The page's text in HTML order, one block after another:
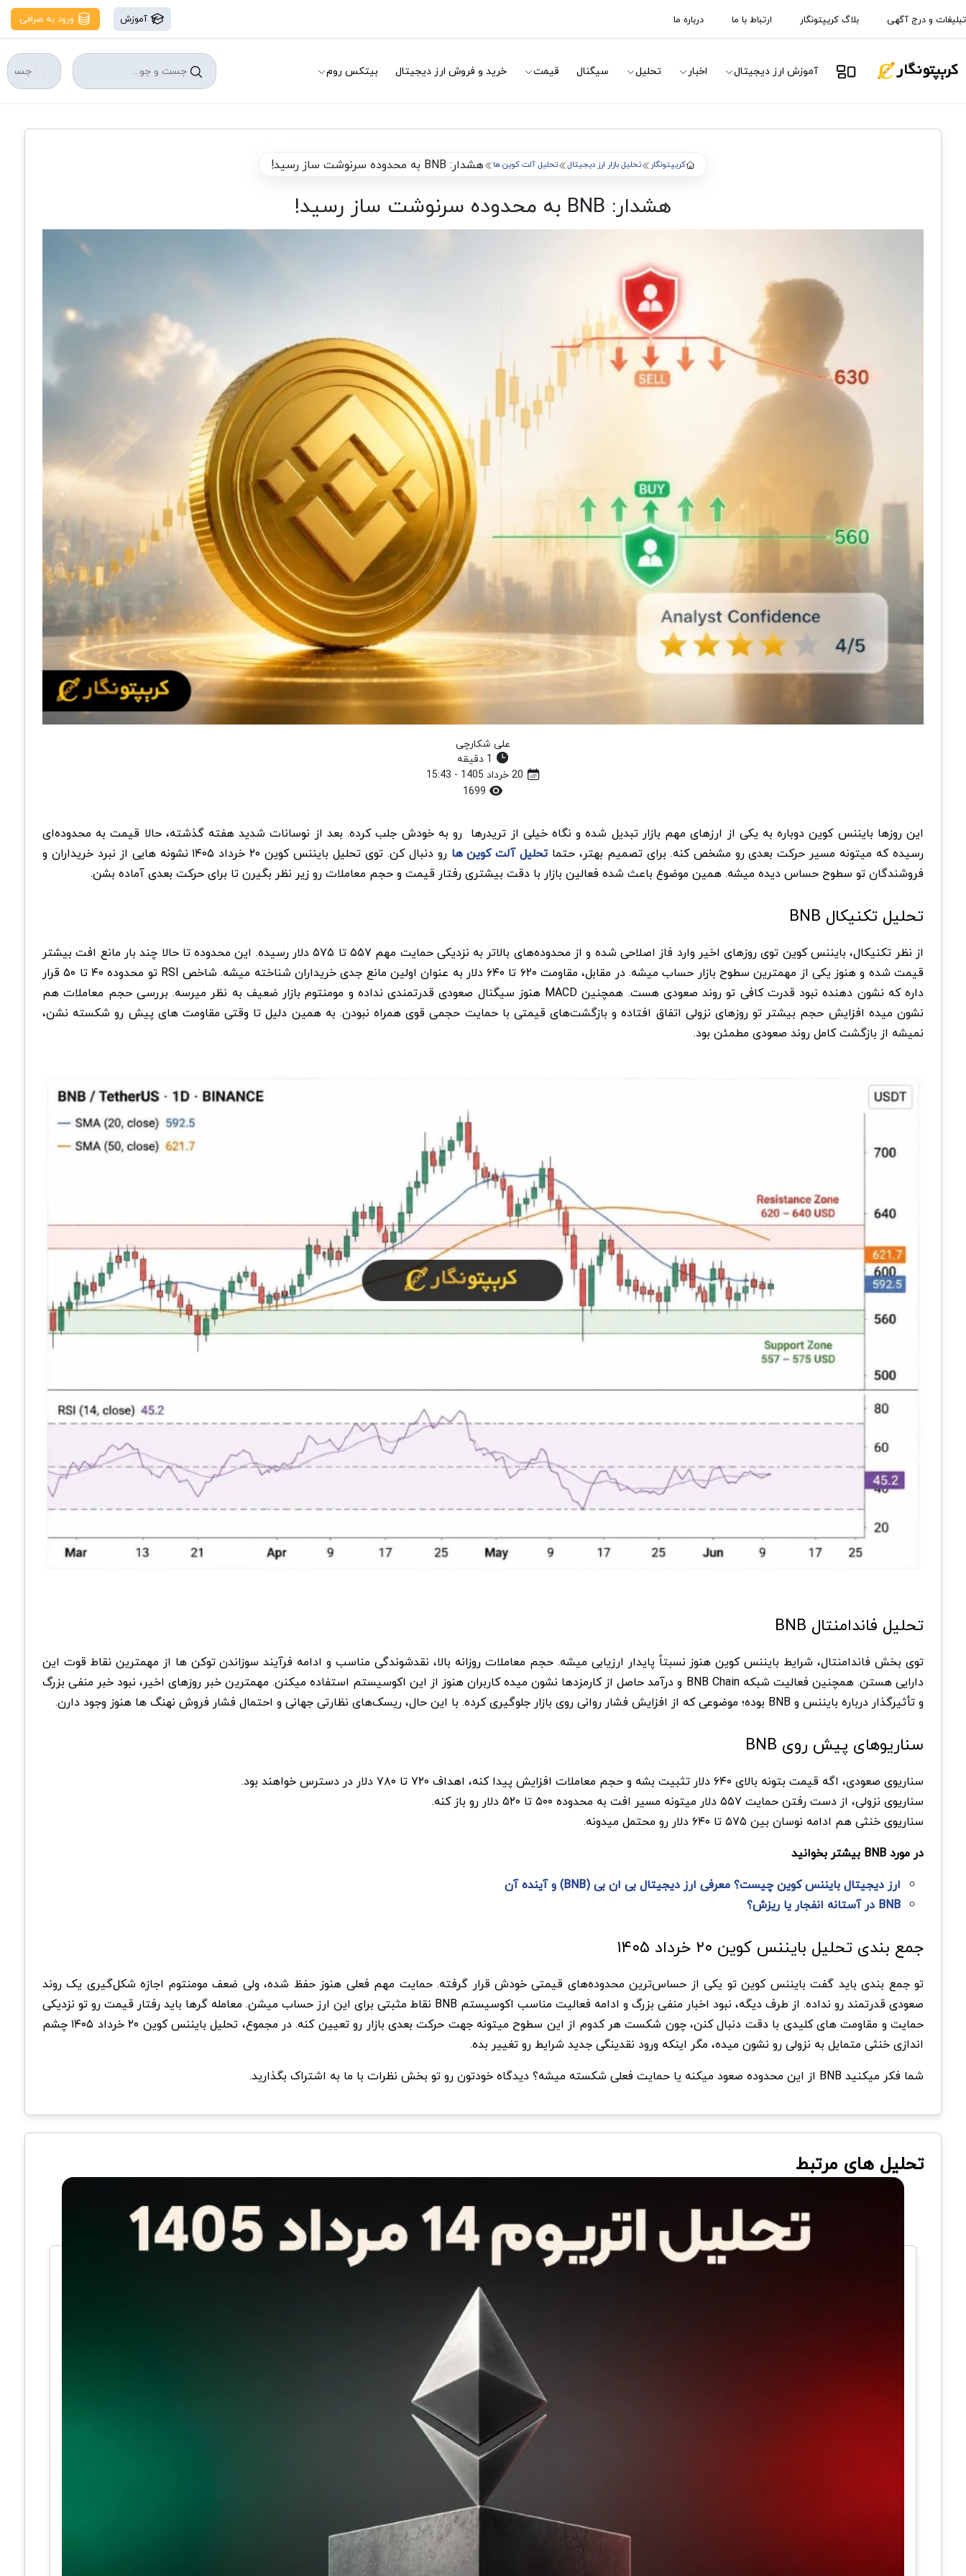
تبلیغات و درج آگهی بلاگ کریپتونگار ارتباط با ما درباره ما آموزش ورود به صرافی
آموزش ارز دیجیتال اخبار تحلیل سیگنال قیمت خرید و فروش ارز دیجیتال بیتکس روم
کریپتونگار تحلیل بازار ارز دیجیتال تحلیل آلت کوین ها هشدار: BNB به محدوده سرنوشت ساز رسید!
هشدار: BNB به محدوده سرنوشت ساز رسید!
علی شکارچی
این روزها بایننس کوین دوباره به یکی از ارزهای مهم بازار تبدیل شده و نگاه خیلی از تریدرها رو به خودش جلب کرده. بعد از نوسانات شدید هفته گذشته، حالا قیمت به محدوده‌ای
رسیده که میتونه مسیر حرکت بعدی رو مشخص کنه. برای تصمیم بهتر، حتما تحلیل آلت کوین ها
رو دنبال کن. توی تحلیل بایننس کوین ۲۰ خرداد ۱۴۰۵ نشونه هایی از نبرد خریداران و
فروشندگان تو سطوح حساس دیده میشه. همین موضوع باعث شده فعالین بازار با دقت بیشتری رفتار قیمت و حجم معاملات رو زیر نظر بگیرن تا برای حرکت بعدی آماده بشن.
تحلیل تکنیکال BNB
از نظر تکنیکال، بایننس کوین توی روزهای اخیر وارد فاز اصلاحی شده و از محدوده‌های بالاتر به نزدیکی حمایت مهم ۵۵۷ تا ۵۷۵ دلار رسیده. این محدوده تا حالا چند بار مانع افت بیشتر
قیمت شده و هنوز یکی از مهمترین سطوح بازار حساب میشه. در مقابل، مقاومت ۶۲۰ تا ۶۴۰ دلار به عنوان اولین مانع جدی خریداران شناخته میشه. شاخص RSI تو محدوده ۴۰ تا ۵۰ قرار
داره که نشون دهنده نبود قدرت کافی تو روند صعودی هست. همچنین MACD هنوز سیگنال صعودی قدرتمندی نداده و مومنتوم بازار ضعیف به نظر میرسه. بررسی حجم معاملات هم
نشون میده افزایش حجم بیشتر تو روزهای نزولی اتفاق افتاده و بازگشت‌های قیمتی با حمایت حجمی قوی همراه نبودن. به همین دلیل تا وقتی مقاومت های پیش رو شکسته نشن،
نمیشه از بازگشت کامل روند صعودی مطمئن بود.
تحلیل فاندامنتال BNB
توی بخش فاندامنتال، شرایط بایننس کوین هنوز نسبتاً پایدار ارزیابی میشه. حجم معاملات روزانه بالا، نقدشوندگی مناسب و ادامه فرآیند سوزاندن توکن ها از مهمترین نقاط قوت این
دارایی هستن. همچنین فعالیت شبکه BNB Chain و درآمد حاصل از کارمزدها نشون میده کاربران هنوز از این اکوسیستم استفاده میکنن. مهمترین خبر روزهای اخیر، نبود خبر منفی بزرگ
و تأثیرگذار درباره بایننس و BNB بوده؛ موضوعی که از افزایش فشار روانی روی بازار جلوگیری کرده. با این حال، ریسک‌های نظارتی جهانی و احتمال فشار فروش نهنگ ها هنوز وجود دارن.
سناریوهای پیش روی BNB
سناریوی صعودی، اگه قیمت بتونه بالای ۶۴۰ دلار تثبیت بشه و حجم معاملات افزایش پیدا کنه، اهداف ۷۲۰ تا ۷۸۰ دلار در دسترس خواهند بود.
سناریوی نزولی، از دست رفتن حمایت ۵۵۷ دلار میتونه مسیر افت به محدوده ۵۰۰ تا ۵۲۰ دلار رو باز کنه.
سناریوی خنثی هم ادامه نوسان بین ۵۷۵ تا ۶۴۰ دلار رو محتمل میدونه.
در مورد BNB بیشتر بخوانید
ارز دیجیتال بایننس کوین چیست؟ معرفی ارز دیجیتال بی ان بی (BNB) و آینده آن
BNB در آستانه انفجار یا ریزش؟
جمع بندی تحلیل بایننس کوین ۲۰ خرداد ۱۴۰۵
تو جمع بندی باید گفت بایننس کوین تو یکی از حساس‌ترین محدوده‌های قیمتی خودش قرار گرفته. حمایت مهم فعلی هنوز حفظ شده، ولی ضعف مومنتوم اجازه شکل‌گیری یک روند
صعودی قدرتمند رو نداده. از طرف دیگه، نبود اخبار منفی بزرگ و ادامه فعالیت مناسب اکوسیستم BNB نقاط مثبتی برای این ارز حساب میشن. معامله گرها باید رفتار قیمت رو تو نزدیکی
حمایت و مقاومت های کلیدی با دقت دنبال کنن، چون شکست هر کدوم از این سطوح میتونه جهت حرکت بعدی بازار رو تعیین کنه. در مجموع، تحلیل بایننس کوین ۲۰ خرداد ۱۴۰۵ چشم
اندازی خنثی متمایل به نزولی رو نشون میده، مگر اینکه ورود نقدینگی جدید شرایط رو تغییر بده.
شما فکر میکنید BNB از این محدوده صعود میکنه یا حمایت فعلی شکسته میشه؟ دیدگاه خودتون رو تو بخش نظرات با ما به اشتراک بگذارید.
تحلیل های مرتبط